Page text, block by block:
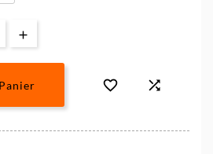
 